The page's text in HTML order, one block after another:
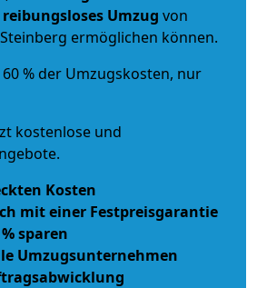
reibungsloses Umzug von
ermöglichen können.
% der Umzugskosten, nur
kostenlose und
Kosten
mit einer Festpreisgarantie
sparen
Umzugsunternehmen